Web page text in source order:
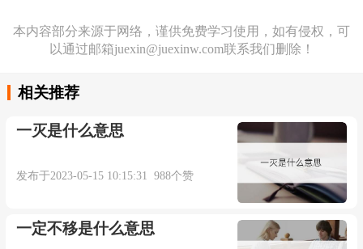
本内容部分来源于网络，谨供免费学习使用，如有侵权，可
以通过邮箱juexin@juexinw.com联系我们删除！
相关推荐
一灭是什么意思
发布于2023-05-15 10:15:31 988个赞
一定不移是什么意思